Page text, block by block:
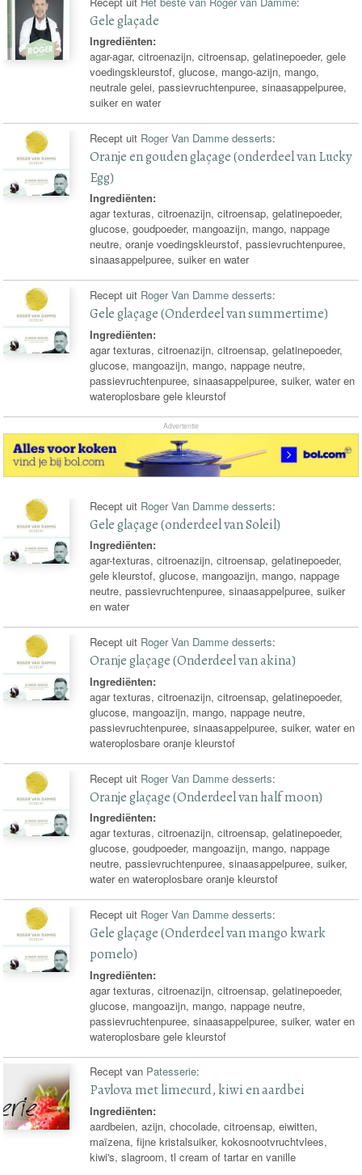
Gele glaçade
Ingrediënten:
agar-agar, citroenazijn, citroensap, gelatinepoeder, gele
voedingskleurstof, glucose, mango-azijn, mango,
neutrale gelei, passievruchtenpuree, sinaasappelpuree,
suiker en water
Recept uit Roger Van Damme desserts:
Oranje en gouden glaçage (onderdeel van Lucky
Egg)
Ingrediënten:
agar texturas, citroenazijn, citroensap, gelatinepoeder,
glucose, goudpoeder, mangoazijn, mango, nappage
neutre, oranje voedingskleurstof, passievruchtenpuree,
sinaasappelpuree, suiker en water
Recept uit Roger Van Damme desserts:
Gele glaçage (Onderdeel van summertime)
Ingrediënten:
agar texturas, citroenazijn, citroensap, gelatinepoeder,
glucose, mangoazijn, mango, nappage neutre,
passievruchtenpuree, sinaasappelpuree, suiker, water en
wateroplosbare gele kleurstof
Advertentie
Recept uit Roger Van Damme desserts:
Gele glaçage (onderdeel van Soleil)
Ingrediënten:
agar-texturas, citroenazijn, citroensap, gelatinepoeder,
gele kleurstof, glucose, mangoazijn, mango, nappage
neutre, passievruchtenpuree, sinaasappelpuree, suiker
en water
Recept uit Roger Van Damme desserts:
Oranje glaçage (Onderdeel van akina)
Ingrediënten:
agar texturas, citroenazijn, citroensap, gelatinepoeder,
glucose, mangoazijn, mango, nappage neutre,
passievruchtenpuree, sinaasappelpuree, suiker, water en
wateroplosbare oranje kleurstof
Recept uit Roger Van Damme desserts:
Oranje glaçage (Onderdeel van half moon)
Ingrediënten:
agar texturas, citroenazijn, citroensap, gelatinepoeder,
glucose, goudpoeder, mangoazijn, mango, nappage
neutre, passievruchtenpuree, sinaasappelpuree, suiker,
water en wateroplosbare oranje kleurstof
Recept uit Roger Van Damme desserts:
Gele glaçage (Onderdeel van mango kwark
pomelo)
Ingrediënten:
agar texturas, citroenazijn, citroensap, gelatinepoeder,
glucose, mangoazijn, mango, nappage neutre,
passievruchtenpuree, sinaasappelpuree, suiker, water en
wateroplosbare gele kleurstof
Recept van Patesserie:
Pavlova met limecurd, kiwi en aardbei
Ingrediënten:
aardbeien, azijn, chocolade, citroensap, eiwitten,
maïzena, fijne kristalsuiker, kokosnootvruchtvlees,
kiwi's, slagroom, tl cream of tartar en vanille